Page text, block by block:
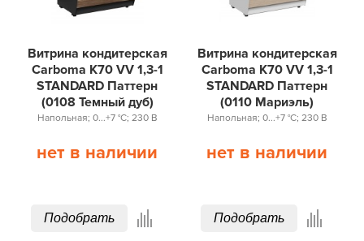
Витрина кондитерская
Carboma K70 VV 1,3-1
STANDARD Паттерн
(0108 Темный дуб)
Напольная; 0...+7 °С; 230 В
нет в наличии
Подобрать
Витрина кондитерская
Carboma K70 VV 1,3-1
STANDARD Паттерн
(0110 Мариэль)
Напольная; 0...+7 °С; 230 В
нет в наличии
Подобрать